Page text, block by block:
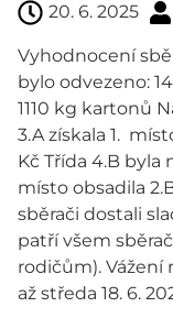
20. 6. 2025
Vyhodnocení
bylo odvezeno:
1110 kg kartonů
3.A získala 1.
Kč Třída 4.B byla
místo obsadila
sběrači dostali
patří všem
rodičům). Vážení
až středa 18. 6.